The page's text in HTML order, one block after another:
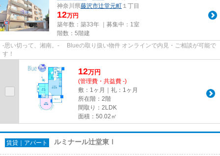
神奈川県藤沢市辻堂元町 １丁目
12万円
築年数：築33年 ｜募集中： 1室
階数：5階建
-思い切って、湘南。- Blueの取り扱い物件 オンラインで内見・ご相談が可能で
す！
12万円
(管理費・共益費 -)
敷：1ヶ月｜礼：1ヶ月
所在階：2階
間取り：2LDK
面積：50.02㎡
賃貸｜アパート ルミナール辻堂東Ⅰ